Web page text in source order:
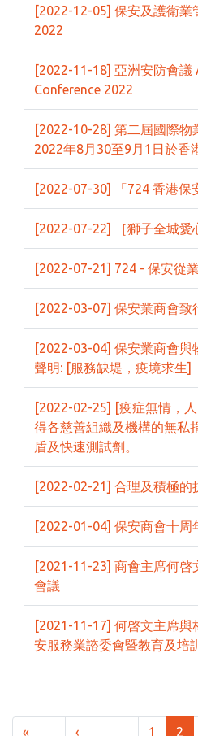
[2022-12-05] 保安及護衛業
2022
[2022-11-18] 亞洲安防會議
Conference 2022
[2022-10-28] 第二屆國際物
2022年8月30至9月1日於香
[2022-07-30] 「724 香港保
[2022-07-22] ［獅子全城愛
[2022-07-21] 724 - 保安從
[2022-03-07] 保安業商會致
[2022-03-04] 保安業商會與
聲明: [服務缺堤，疫境求生]
[2022-02-25] [疫症無情，
得各慈善組織及機構的無私
盾及快速測試劑。
[2022-02-21] 合理及積極的
[2022-01-04] 保安商會十周
[2021-11-23] 商會主席何啓
會議
[2021-11-17] 何啓文主席與
安服務業諮委會暨教育及培
Pagination
« ‹ 1 2